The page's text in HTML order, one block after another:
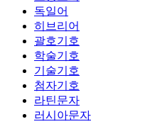
독일어
히브리어
괄호기호
학술기호
기술기호
첨자기호
라틴문자
러시아문자